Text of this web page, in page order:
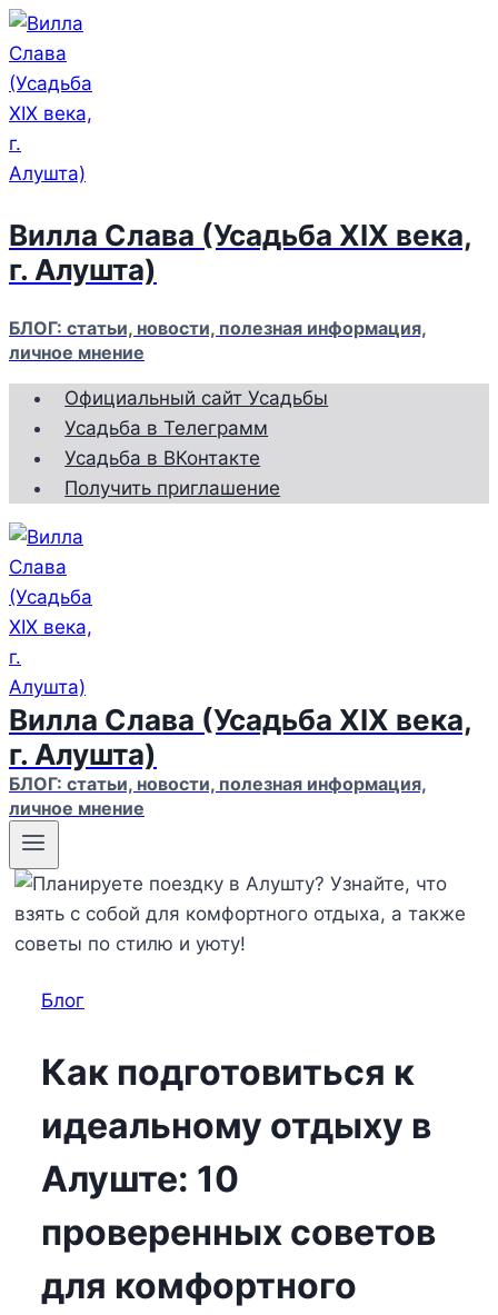
Перейти
к
содержимому
Вилла Слава (Усадьба XIX века,
г. Алушта)
БЛОГ: статьи, новости, полезная информация,
личное мнение
Официальный сайт Усадьбы
Усадьба в Телеграмм
Усадьба в ВКонтакте
Получить приглашение
Вилла Слава (Усадьба XIX века,
г. Алушта)
БЛОГ: статьи, новости, полезная информация,
личное мнение
Блог
Как подготовиться к
идеальному отдыху в
Алуште: 10
проверенных советов
для комфортного